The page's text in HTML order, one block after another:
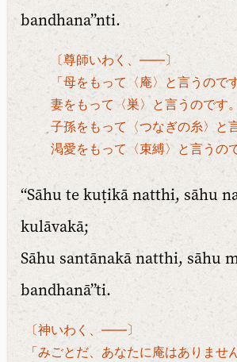
bandhana”nti.
〔尊師いわく、――〕
「母をもって〈庵〉と言うのです
妻をもって〈巣〉と言うのです。
子孫をもって〈つなぎの糸〉と
渇愛をもって〈束縛〉と言うので
“Sāhu te kuṭikā natthi, sāhu
kulāvakā;
Sāhu santānakā natthi, sāhu
bandhanā”ti.
〔神いわく、――〕
「みごとだ、あなたに庵はありません